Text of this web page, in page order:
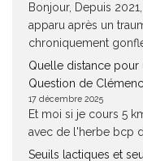
Bonjour, Depuis
apparu après un
chroniquement gonflé
Quelle distance pour
Question de
17 décembre 2025
Et moi si je cours 5
avec de l'herbe bcp
Seuils lactiques et